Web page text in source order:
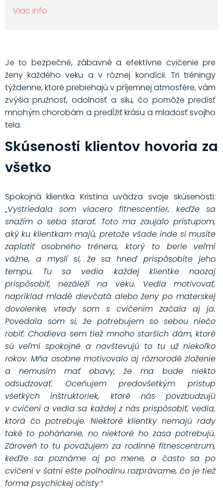
Viac info
Je to bezpečné, zábavné a efektívne cvičenie pre
ženy každého veku a v rôznej kondícii. Tri tréningy
týždenne, ktoré prebiehajú v príjemnej atmosfére, vám
zvýšia pružnosť, odolnosť a silu, čo pomôže predísť
mnohým chorobám a predĺžiť krásu a mladosť svojho
tela.
Skúsenosti klientov hovoria za
všetko
Spokojná klientka Kristína uvádza svoje skúsenosti:
„Vystriedala som viacero fitnescentier, keďže sa
snažím o seba starať. Toto ma zaujalo prístupom,
aký ku klientkam majú, pretože všade inde si musíte
zaplatiť osobného trénera, ktorý to berie veľmi
vážne, a myslí si, že sa hneď prispôsobíte jeho
tempu. Tu sa vedia každej klientke naozaj
prispôsobiť, nezáleží na veku. Vedia motivovať,
napríklad mladé dievčatá alebo ženy po materskej
dovolenke, vtedy som s cvičením začala aj ja.
Povedala som si, že potrebujem so sebou niečo
robiť. Chodieva sem tiež mnoho starších dám, ktoré
sú veľmi spokojné a navštevujú to tu už niekoľko
rokov. Mňa osobne motivovalo aj rôznorodé zloženie
a nemusím mať obavy, že ma bude niekto
odsudzovať. Oceňujem predovšetkým prístup
všetkých inštruktoriek, ktoré nás povzbudzujú
v cvičení a vedia sa každej z nás prispôsobiť, vedia,
ktorá čo potrebuje. Niektoré klientky nemajú rady
také to poháňanie, no niektoré ho zasa potrebujú.
Zároveň to tu považujem za rodinné fitnescentrum,
keďže sa poznáme aj po mene, a často sa po
cvičení v šatni ešte polhodinu rozprávame, čo je tiež
forma psychickej očisty.“